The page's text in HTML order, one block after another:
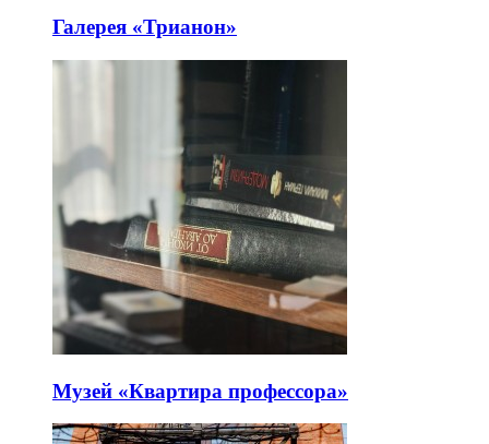
Галерея «Трианон»
Музей «Квартира профессора»